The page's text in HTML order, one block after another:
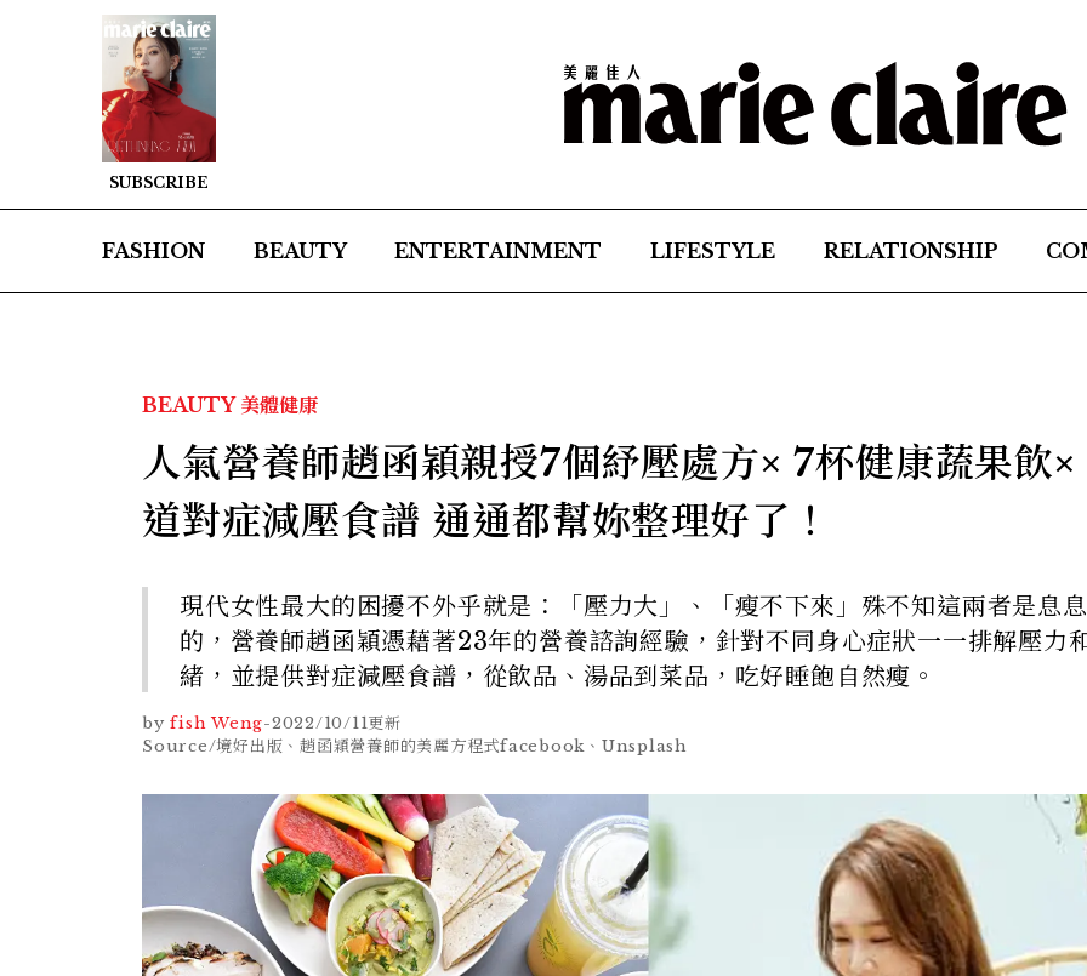
SUBSCRIBE
FASHION BEAUTY ENTERTAINMENT LIFESTYLE RELATIONSHIP
BEAUTY 美體健康
人氣營養師趙函穎親授7個紓壓處方× 7杯健康蔬果飲×
道對症減壓食譜 通通都幫妳整理好了！
現代女性最大的困擾不外乎就是：「壓力大」、「瘦不下來」殊不知這兩者是息
的，營養師趙函穎憑藉著23年的營養諮詢經驗，針對不同身心症狀一一排解壓力
緒，並提供對症減壓食譜，從飲品、湯品到菜品，吃好睡飽自然瘦。
by fish Weng-2022/10/11更新
Source/境好出版、趙函穎營養師的美麗方程式facebook、Unsplash